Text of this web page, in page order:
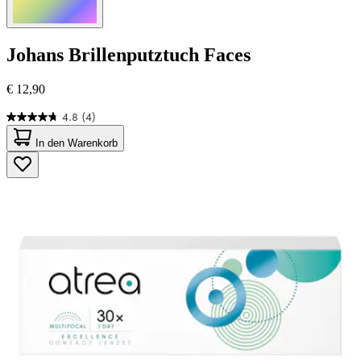
Johans Brillenputztuch Faces
€ 12,90
4.8 (4)
4.8
von
5
Sternen.
4
In den Warenkorb